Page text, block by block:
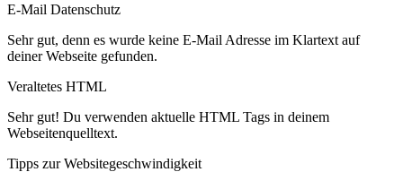
E-Mail Datenschutz
Sehr gut, denn es wurde keine E-Mail Adresse im Klartext auf
deiner Webseite gefunden.
Veraltetes HTML
Sehr gut! Du verwenden aktuelle HTML Tags in deinem
Webseitenquelltext.
Tipps zur Websitegeschwindigkeit